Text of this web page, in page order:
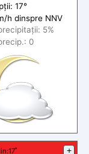
17°
h dinspre NNV
itații: 5%
0
:17˚ +